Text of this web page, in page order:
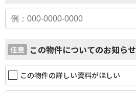
任意 この物件についてのお知らせ
この物件の詳しい資料がほしい